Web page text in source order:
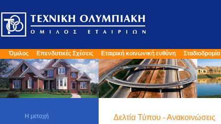
Όμιλος Επενδυτικές Σχέσεις Εταιρική κοινωνική ευθύνη Σταδιοδρομία
Η μετοχή
Δελτία Τύπου - Ανακοινώσεις